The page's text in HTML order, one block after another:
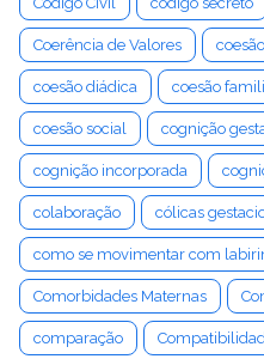
Coerência de Valores coesão
coesão diádica coesão
coesão social cognição
cognição incorporada
colaboração cólicas
como se movimentar com
Comorbidades Maternas
comparação